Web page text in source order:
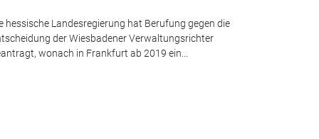
hessische Landesregierung hat Berufung gegen die
der Wiesbadener Verwaltungsrichter
wonach in Frankfurt ab 2019 ein...